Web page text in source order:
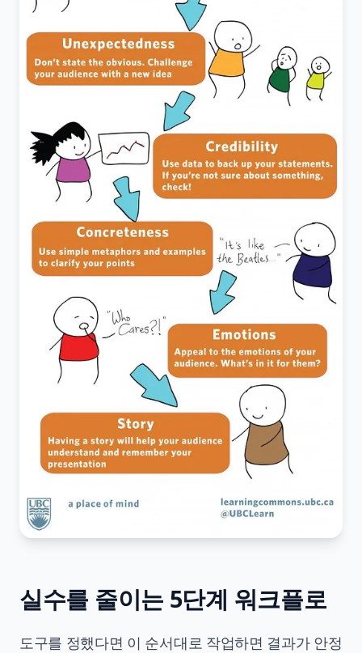
실수를 줄이는 5단계 워크플로
도구를 정했다면 이 순서대로 작업하면 결과가 안정